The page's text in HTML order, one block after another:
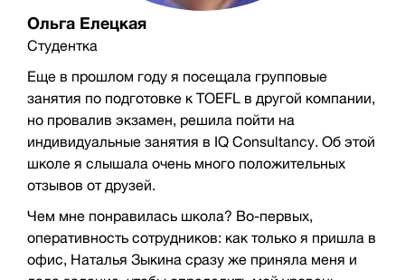
Ольга Елецкая
Студентка
Еще в прошлом году я посещала групповые
занятия по подготовке к TOEFL в другой компании,
но провалив экзамен, решила пойти на
индивидуальные занятия в IQ Consultancy. Об этой
школе я слышала очень много положительных
отзывов от друзей.
Чем мне понравилась школа? Во-первых,
оперативность сотрудников: как только я пришла в
офис, Наталья Зыкина сразу же приняла меня и